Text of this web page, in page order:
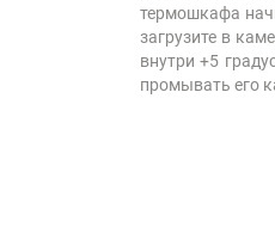
термошкафа
загрузите в
внутри +5
промывать его